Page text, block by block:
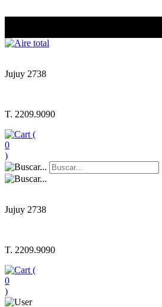
Jujuy 2738
T. 2209.9090
(
0
)
Jujuy 2738
T. 2209.9090
(
0
)